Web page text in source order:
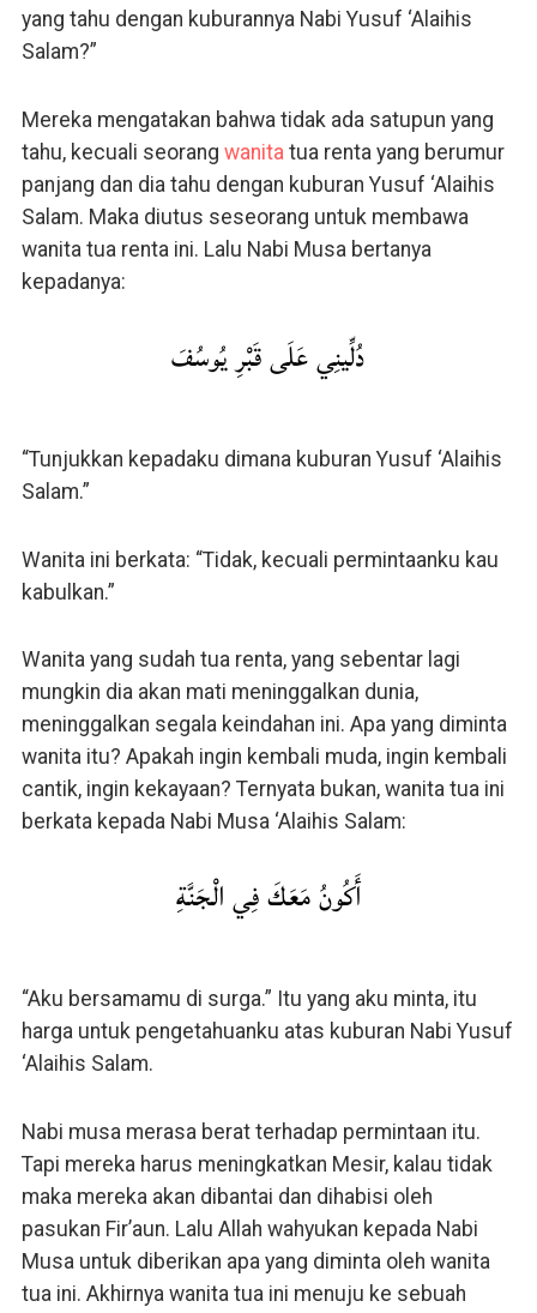
yang tahu dengan kuburannya Nabi Yusuf ‘Alaihis
Salam?”
Mereka mengatakan bahwa tidak ada satupun yang
tahu, kecuali seorang wanita tua renta yang berumur
panjang dan dia tahu dengan kuburan Yusuf ‘Alaihis
Salam. Maka diutus seseorang untuk membawa
wanita tua renta ini. Lalu Nabi Musa bertanya
kepadanya:
دُلِّينِي عَلَى قَبْرِ يُوسُفَ
“Tunjukkan kepadaku dimana kuburan Yusuf ‘Alaihis
Salam.”
Wanita ini berkata: “Tidak, kecuali permintaanku kau
kabulkan.”
Wanita yang sudah tua renta, yang sebentar lagi
mungkin dia akan mati meninggalkan dunia,
meninggalkan segala keindahan ini. Apa yang diminta
wanita itu? Apakah ingin kembali muda, ingin kembali
cantik, ingin kekayaan? Ternyata bukan, wanita tua ini
berkata kepada Nabi Musa ‘Alaihis Salam:
أَكُونُ مَعَكَ فِي الْجَنَّةِ
“Aku bersamamu di surga.” Itu yang aku minta, itu
harga untuk pengetahuanku atas kuburan Nabi Yusuf
‘Alaihis Salam.
Nabi musa merasa berat terhadap permintaan itu.
Tapi mereka harus meningkatkan Mesir, kalau tidak
maka mereka akan dibantai dan dihabisi oleh
pasukan Fir’aun. Lalu Allah wahyukan kepada Nabi
Musa untuk diberikan apa yang diminta oleh wanita
tua ini. Akhirnya wanita tua ini menuju ke sebuah